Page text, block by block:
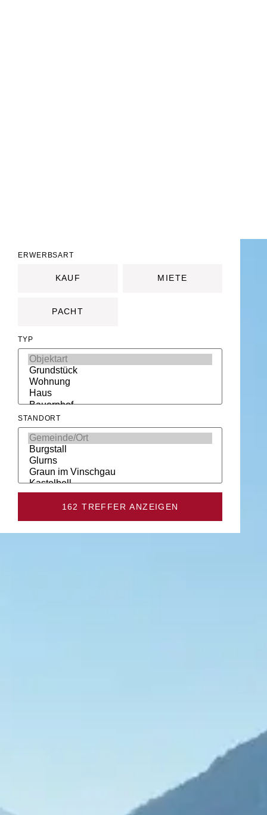
ERWERBSART
KAUF MIETE
PACHT
TYP
STANDORT